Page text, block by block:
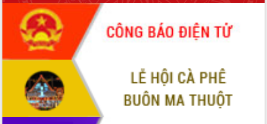
hiện nhiệm vụ quản lý tài sản công
hàng tuần
Tháo gỡ những vướng mắc, đẩy mạnh
công tác cải cách thủ tục hành chính
tại Trung tâm Phục vụ hành chính
công tỉnh
Đắk Lắk: Tôn vinh 46 giải pháp tại Hội
thi Sáng tạo Kỹ thuật 2024 - 2025
Đắk Lắk rà soát, điều chỉnh Đề án 190